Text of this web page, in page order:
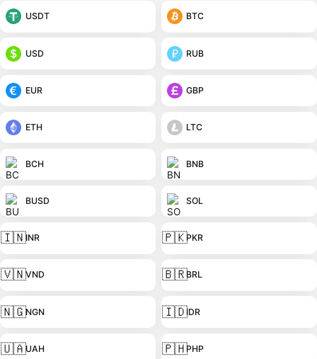
USDT BTC
USD RUB
EUR GBP
ETH LTC
BCH BNB
BUSD SOL
🇮🇳INR 🇵🇰PKR
🇻🇳VND 🇧🇷BRL
🇳🇬NGN 🇮🇩IDR
🇺🇦UAH 🇵🇭PHP